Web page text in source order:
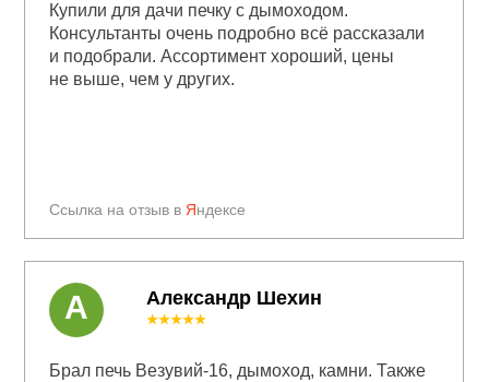
Ссылка на отзыв в Яндексе
Купили для дачи печку с дымоходом.
Консультанты очень подробно всё рассказали
и подобрали. Ассортимент хороший, цены
не выше, чем у других.
Александр Шехин
★★★★★
Брал печь Везувий-16, дымоход, камни. Также
А